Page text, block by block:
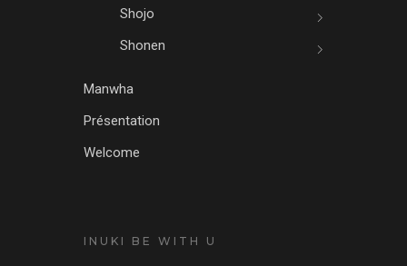
Shojo
Shonen
Manwha
Présentation
Welcome
INUKI BE WITH U